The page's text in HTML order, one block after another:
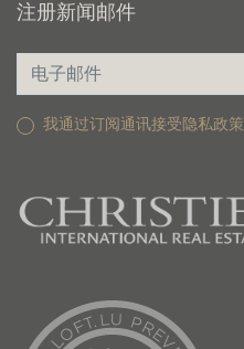
注册新闻邮件
我通过订阅通讯接受隐私政策